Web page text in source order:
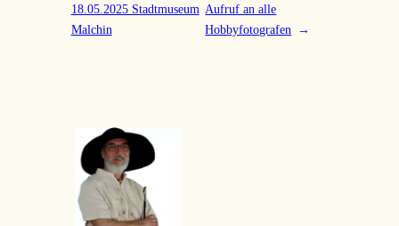
18.05.2025 Stadtmuseum
Malchin
Aufruf an alle
Hobbyfotografen
→